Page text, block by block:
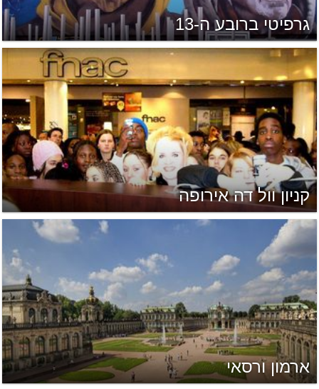
גרפיטי ברובע ה-13
קניון וול דה אירופה
ארמון ורסאי